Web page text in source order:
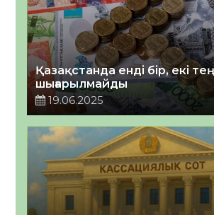
Қазақстанда енді бір, екі
шығарылмайды
19.06.2025